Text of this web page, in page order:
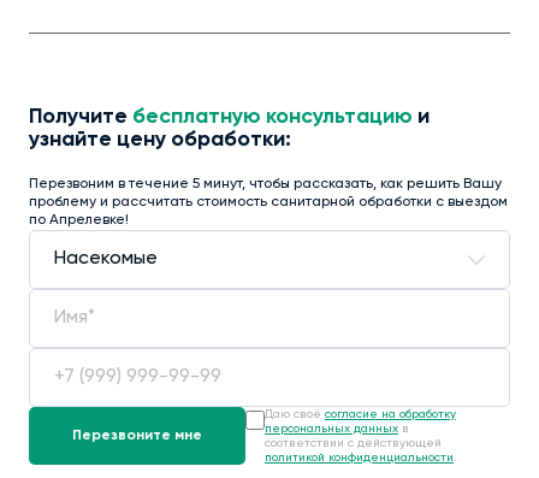
Получите бесплатную консультацию и
узнайте цену обработки:
Перезвоним в течение 5 минут, чтобы рассказать, как решить Вашу
проблему и рассчитать стоимость санитарной обработки с выездом
по Апрелевке!
Даю своё согласие на обработку
персональных данных в
соответствии с действующей
политикой конфиденциальности .